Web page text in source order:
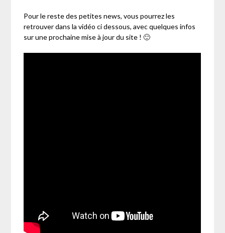
Pour le reste des petites news, vous pourrez les
retrouver dans la vidéo ci dessous, avec quelques infos
sur une prochaine mise à jour du site ! 🙂